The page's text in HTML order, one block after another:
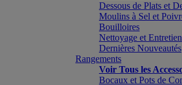
Dessous de Plats et
Moulins à Sel et
Bouilloires
Nettoyage et Entretien
Dernières Nouveautés
Rangements
Voir Tous les
Bocaux et Pots de